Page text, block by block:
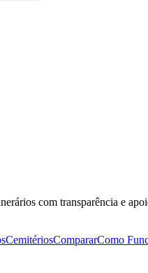
com transparência e
CemitériosCompararComo